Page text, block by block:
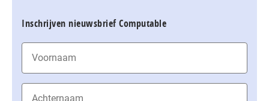
Inschrijven nieuwsbrief Computable